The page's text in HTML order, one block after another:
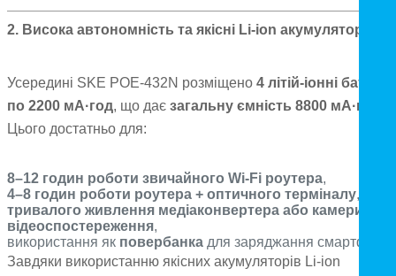
2. Висока автономність та якісні Li-ion акумулятори
Усередині SKE POE-432N розміщено 4 літій-іонні батареї
по 2200 мА·год, що дає загальну ємність 8800 мА·год
Цього достатньо для:
8–12 годин роботи звичайного Wi-Fi роутера,
4–8 годин роботи роутера + оптичного терміналу,
тривалого живлення медіаконвертера або камери
відеоспостереження,
використання як повербанка для заряджання смартфона.
Завдяки використанню якісних акумуляторів Li-ion